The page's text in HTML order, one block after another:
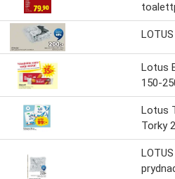
Lotus
150-
Lotus
Torky
LOTUS